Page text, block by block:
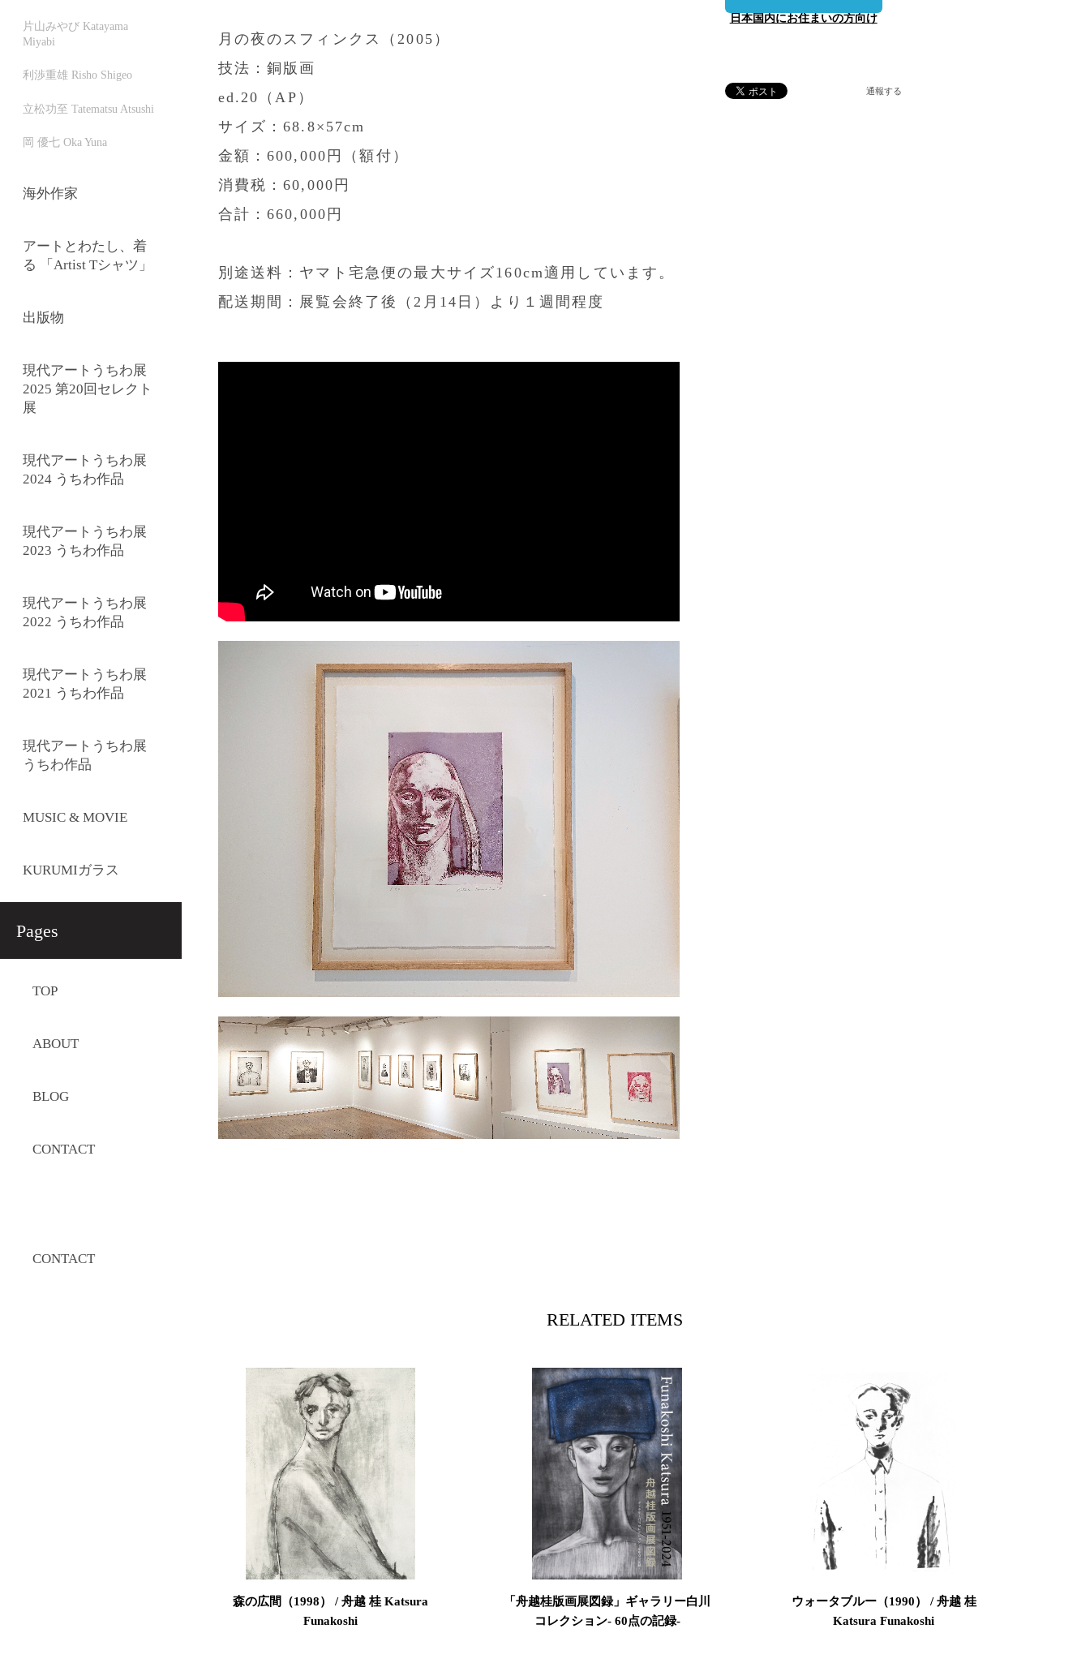
Pages
TOP
ABOUT
BLOG
CONTACT
CONTACT
片山みやび Katayama
Miyabi
利渉重雄 Risho Shigeo
立松功至 Tatematsu Atsushi
岡 優七 Oka Yuna
海外作家
アートとわたし、着
る 「Artist Tシャツ」
出版物
現代アートうちわ展
2025 第20回セレクト
展
現代アートうちわ展
2024 うちわ作品
現代アートうちわ展
2023 うちわ作品
現代アートうちわ展
2022 うちわ作品
現代アートうちわ展
2021 うちわ作品
現代アートうちわ展
うちわ作品
MUSIC & MOVIE
KURUMIガラス
月の夜のスフィンクス（2005）
技法：銅版画
ed.20（AP）
サイズ：68.8×57cm
金額：600,000円（額付）
消費税：60,000円
合計：660,000円
別途送料：ヤマト宅急便の最大サイズ160cm適用しています。
配送期間：展覧会終了後（2月14日）より１週間程度
日本国内にお住まいの方向け
通報する
RELATED ITEMS
森の広間（1998） / 舟越 桂 Katsura
Funakoshi
「舟越桂版画展図録」ギャラリー白川
コレクション- 60点の記録-
ウォータブルー（1990） / 舟越 桂
Katsura Funakoshi